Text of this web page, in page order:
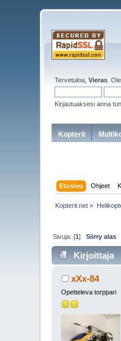
Tervetuloa,Vieras .
Kirjautuaksesi anna
Kopterit
Etusivu Ohjeet
Kopterit.net »
Sivuja: [1]Siirry alas
Kirjoittaja
xXx-84
Opetteleva torppari